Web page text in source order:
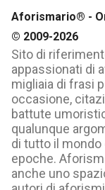
Aforismario® -
© 2009-2026
Sito di
appassionati di
migliaia di frasi
occasione,
battute
qualunque
di tutto il mondo
epoche.
anche uno